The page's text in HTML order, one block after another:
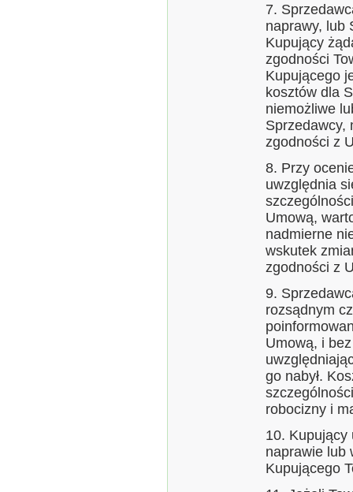
7.
naprawy, lub
Kupujący
zgodności
Kupującego
kosztów dla
niemożliwe
Sprzedawcy,
zgodności z
8. Przy
uwzględnia
Umową,
nadmierne
wskutek
zgodności z
9.
rozsądnym
Umową, i
go nabył.
robocizny i
10. Kupujący
naprawie lub
Kupującego